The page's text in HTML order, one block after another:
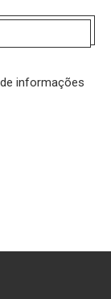
informações